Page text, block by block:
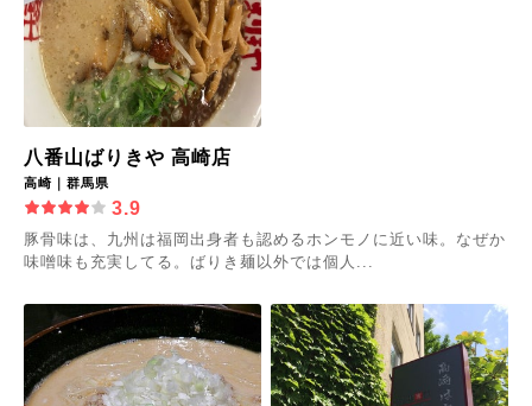
八番山ばりきや 高崎店
高崎｜群馬県
3.9
豚骨味は、九州は福岡出身者も認めるホンモノに近い味。なぜか
味噌味も充実してる。ばりき麺以外では個人...